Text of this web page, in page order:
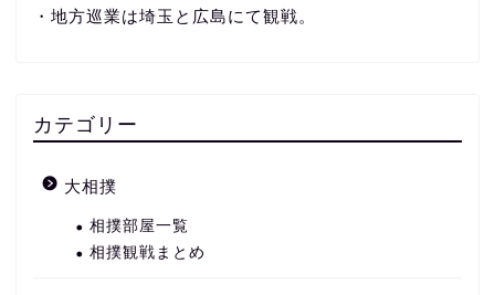
・地方巡業は埼玉と広島にて観戦。
カテゴリー
大相撲
相撲部屋一覧
相撲観戦まとめ